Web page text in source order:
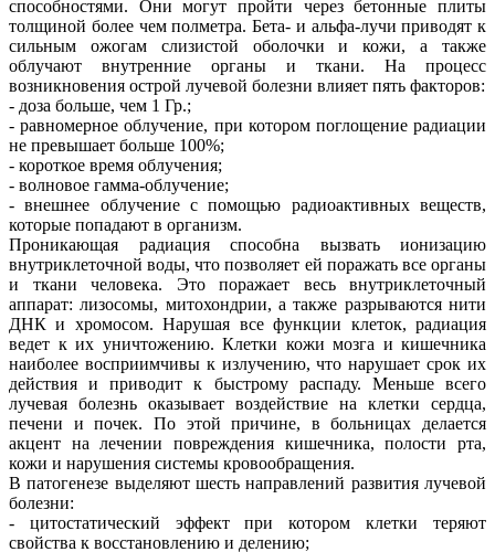
способностями. Они могут пройти через бетонные плиты
толщиной более чем полметра. Бета- и альфа-лучи приводят к
сильным ожогам слизистой оболочки и кожи, а также
облучают внутренние органы и ткани. На процесс
возникновения острой лучевой болезни влияет пять факторов:
- доза больше, чем 1 Гр.;
- равномерное облучение, при котором поглощение радиации
не превышает больше 100%;
- короткое время облучения;
- волновое гамма-облучение;
- внешнее облучение с помощью радиоактивных веществ,
которые попадают в организм.
Проникающая радиация способна вызвать ионизацию
внутриклеточной воды, что позволяет ей поражать все органы
и ткани человека. Это поражает весь внутриклеточный
аппарат: лизосомы, митохондрии, а также разрываются нити
ДНК и хромосом. Нарушая все функции клеток, радиация
ведет к их уничтожению. Клетки кожи мозга и кишечника
наиболее восприимчивы к излучению, что нарушает срок их
действия и приводит к быстрому распаду. Меньше всего
лучевая болезнь оказывает воздействие на клетки сердца,
печени и почек. По этой причине, в больницах делается
акцент на лечении повреждения кишечника, полости рта,
кожи и нарушения системы кровообращения.
В патогенезе выделяют шесть направлений развития лучевой
болезни:
- цитостатический эффект при котором клетки теряют
свойства к восстановлению и делению;